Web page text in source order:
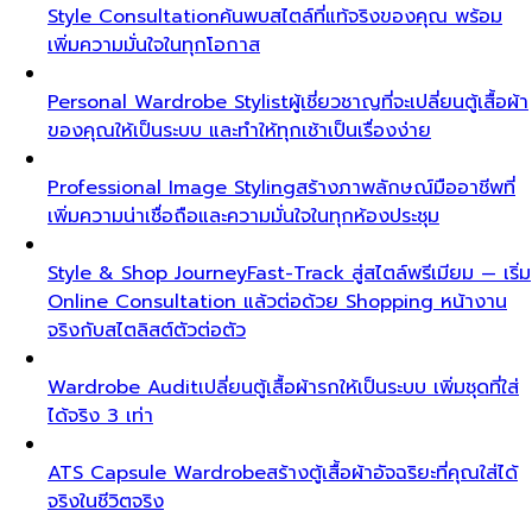
Style Consultationค้นพบสไตล์ที่แท้จริงของคุณ พร้อม
เพิ่มความมั่นใจในทุกโอกาส
Personal Wardrobe Stylistผู้เชี่ยวชาญที่จะเปลี่ยนตู้เสื้อผ้า
ของคุณให้เป็นระบบ และทำให้ทุกเช้าเป็นเรื่องง่าย
Professional Image Stylingสร้างภาพลักษณ์มืออาชีพที่
เพิ่มความน่าเชื่อถือและความมั่นใจในทุกห้องประชุม
Style & Shop JourneyFast-Track สู่สไตล์พรีเมียม — เริ่ม
Online Consultation แล้วต่อด้วย Shopping หน้างาน
จริงกับสไตลิสต์ตัวต่อตัว
Wardrobe Auditเปลี่ยนตู้เสื้อผ้ารกให้เป็นระบบ เพิ่มชุดที่ใส่
ได้จริง 3 เท่า
ATS Capsule Wardrobeสร้างตู้เสื้อผ้าอัจฉริยะที่คุณใส่ได้
จริงในชีวิตจริง